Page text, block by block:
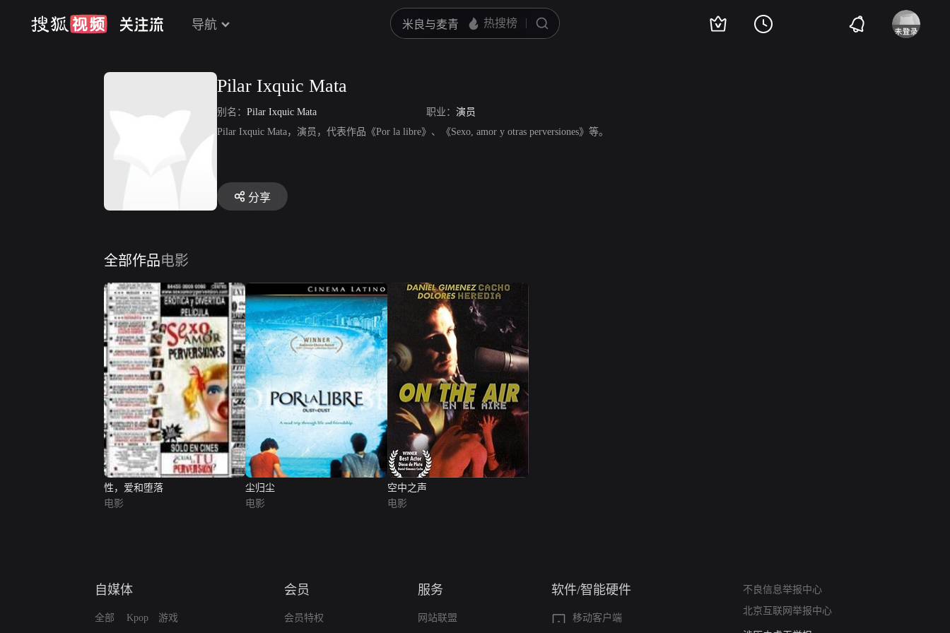
导航
Pilar Ixquic Mata
别名： Pilar Ixquic Mata 职业： 演员
Pilar Ixquic Mata，演员，代表作品《Por la libre》、《Sexo, amor y otras perversiones》等。
分享
全部作品电影
性，爱和堕落
电影
尘归尘
电影
空中之声
电影
自媒体
全部 Kpop 游戏
会员
会员特权
服务
网站联盟
软件/智能硬件
移动客户端
不良信息举报中心
北京互联网举报中心
亚运会举报专区